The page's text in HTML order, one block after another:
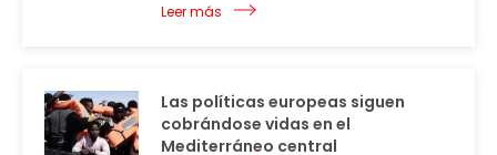
Leer más
Las políticas europeas siguen
cobrándose vidas en el
Mediterráneo central